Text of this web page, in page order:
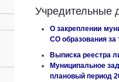
Учредительные
О закреплении
СО образования за
Выписка реестра
Муниципальное
плановый период